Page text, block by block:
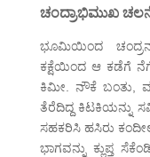
ಚಂದ್ರಾಭಿಮುಖ
ಭೂಮಿಯಿಂದ
ಕಕ್ಷೆಯಿಂದ ಆ ಕಡೆಗೆ
ಕಿಮೀ. ನೌಕೆ ಬಂತು,
ತೆರೆದಿದ್ದ ಕಿಟಕಿಯನ್ನು
ಸಹಕರಿಸಿ ಹಸಿರು
ಭಾಗವನ್ನು ಕ್ಲುಪ್ತ